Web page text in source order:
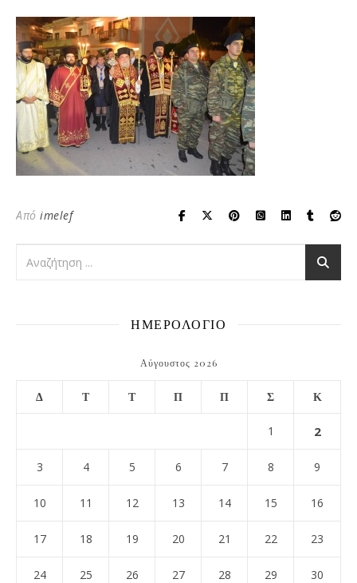
Από imelef
ΗΜΕΡΟΛΟΓΙΟ
Αύγουστος 2026
Δ Τ Τ Π Π Σ Κ
1 2
3 4 5 6 7 8 9
10 11 12 13 14 15 16
17 18 19 20 21 22 23
24 25 26 27 28 29 30